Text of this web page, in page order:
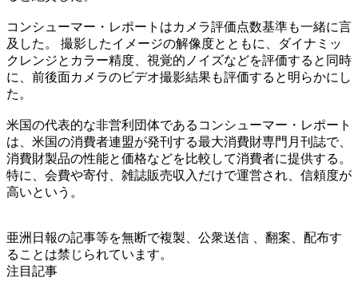
コンシューマー・レポートはカメラ評価点数基準も一緒に言
及した。 撮影したイメージの解像度とともに、ダイナミッ
クレンジとカラー精度、視覚的ノイズなどを評価すると同時
に、前後面カメラのビデオ撮影結果も評価すると明らかにし
た。
米国の代表的な非営利団体であるコンシューマー・レポート
は、米国の消費者連盟が発刊する最大消費財専門月刊誌で、
消費財製品の性能と価格などを比較して消費者に提供する。
特に、会費や寄付、雑誌販売収入だけで運営され、信頼度が
高いという。
亜洲日報の記事等を無断で複製、公衆送信 、翻案、配布す
ることは禁じられています。
注目記事